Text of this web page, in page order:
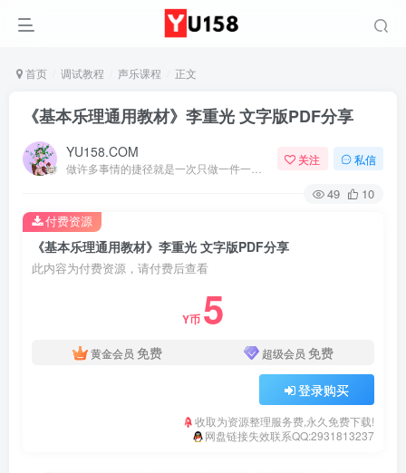
首页 调试教程 声乐课程 正文
《基本乐理通用教材》李重光 文字版PDF分享
YU158.COM 关注 私信
49 10
《基本乐理通用教材》李重光 文字版PDF分享
此内容为付费资源，请付费后查看
Y币 5
黄金会员 免费 超级会员 免费
登录购买
收取为资源整理服务费,永久免费下载!
网盘链接失效联系QQ:2931813237
付费资源